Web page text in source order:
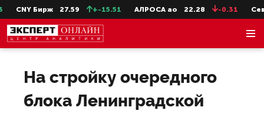
CNY Бирж 27.59 +-15.51 АЛРОСА ао 22.28 -0.31
На стройку очередного
блока Ленинградской